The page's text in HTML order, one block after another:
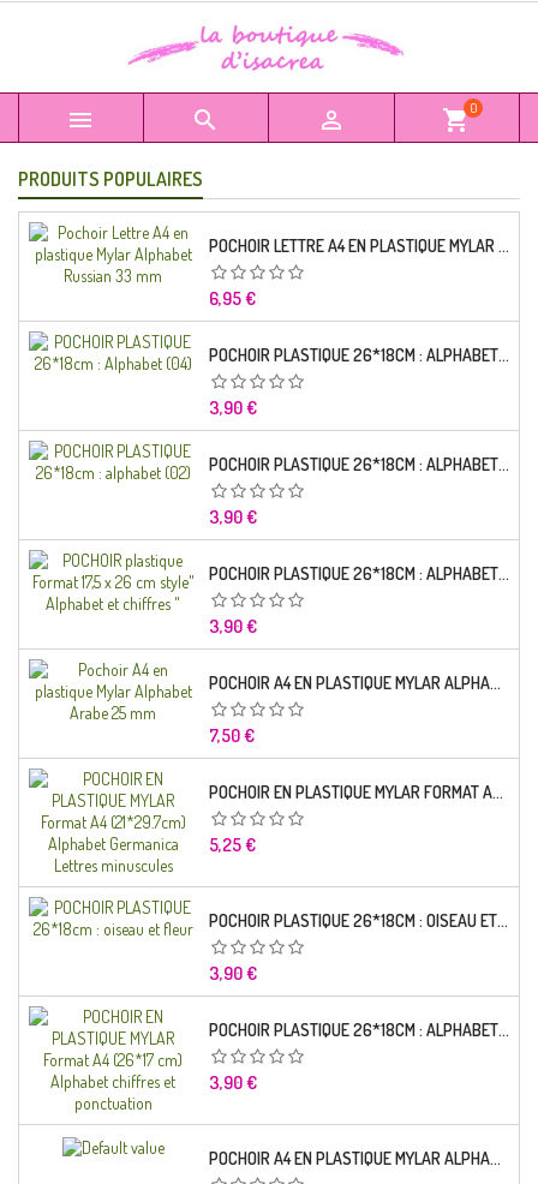
   shopping_cart0
PRODUITS POPULAIRES
POCHOIR LETTRE A4 EN PLASTIQUE MYLAR ALPHABET RUSSIAN 33 MM
Prix
6,95 €
POCHOIR PLASTIQUE 26*18CM : ALPHABET (04)
Prix
3,90 €
POCHOIR PLASTIQUE 26*18CM : ALPHABET (02)
Prix
3,90 €
POCHOIR PLASTIQUE 26*18CM : ALPHABET (01)
Prix
3,90 €
POCHOIR A4 EN PLASTIQUE MYLAR ALPHABET ARABE 25 MM
Prix
7,50 €
POCHOIR EN PLASTIQUE MYLAR FORMAT A4 (21*29.7CM) ALPHABET GERMANICA LETTRES MINUSCULES
Prix
5,25 €
POCHOIR PLASTIQUE 26*18CM : OISEAU ET FLEUR
Prix
3,90 €
POCHOIR PLASTIQUE 26*18CM : ALPHABET (03)
Prix
3,90 €
POCHOIR A4 EN PLASTIQUE MYLAR ALPHABET LETTRE TYPO CHARLEMAGNE 28 MM